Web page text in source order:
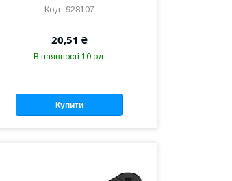
928107
20,51 ₴
В наявності 10 од.
Купити